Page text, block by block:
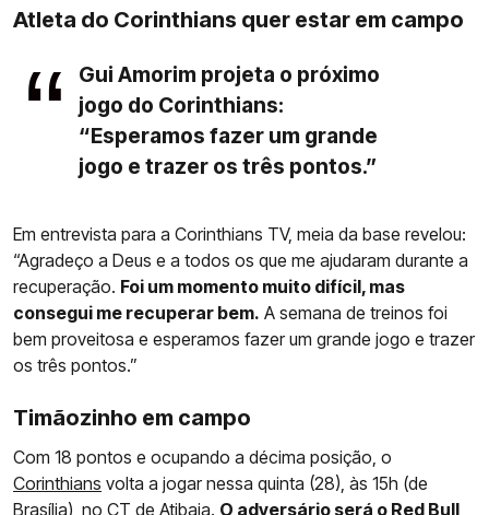
Atleta do Corinthians quer estar em campo
Gui Amorim projeta o próximo
jogo do Corinthians:
“Esperamos fazer um grande
jogo e trazer os três pontos.”
Em entrevista para a Corinthians TV, meia da base revelou:
“Agradeço a Deus e a todos os que me ajudaram durante a
recuperação. Foi um momento muito difícil, mas
consegui me recuperar bem. A semana de treinos foi
bem proveitosa e esperamos fazer um grande jogo e trazer
os três pontos.”
Timãozinho em campo
Com 18 pontos e ocupando a décima posição, o
Corinthians volta a jogar nessa quinta (28), às 15h (de
Brasília), no CT de Atibaia. O adversário será o Red Bull